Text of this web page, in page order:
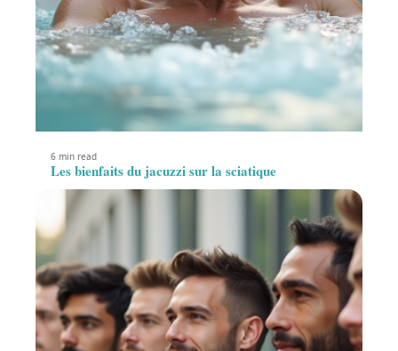
6 min read
Les bienfaits du jacuzzi sur la sciatique